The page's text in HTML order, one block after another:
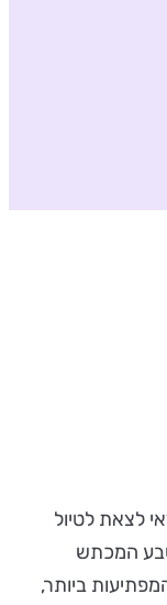
לצאת לטיול
המכתש
ביותר,